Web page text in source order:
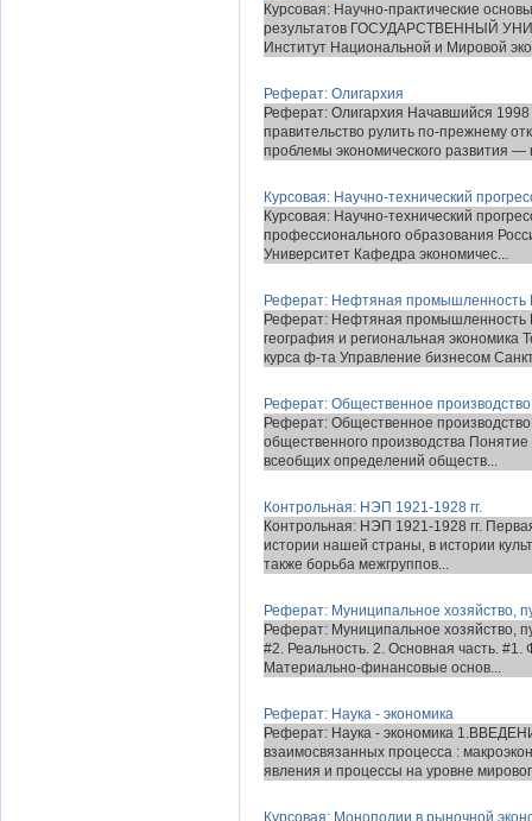
Курсовая: Научно-практические
результатов ГОСУДАРСТВЕННЫЙ
Институт Национальной и Мировой
Реферат: Олигархия
Реферат: Олигархия Начавшийся
правительство рулить по-прежнему
проблемы экономического развития —
Курсовая: Научно-технический
Курсовая: Научно-технический
профессионального образования
Университет Кафедра экономичес...
Реферат: Нефтяная промышленность
Реферат: Нефтяная промышленность
география и региональная
курса ф-та Управление бизнесом
Реферат: Общественное
Реферат: Общественное
общественного производства
всеобщих определений обществ...
Контрольная: НЭП 1921-1928 гг.
Контрольная: НЭП 1921-1928 гг.
истории нашей страны, в истории
также борьба межгруппов...
Реферат: Муниципальное хозяйство,
Реферат: Муниципальное хозяйство,
#2. Реальность. 2. Основная часть.
Материально-финансовые основ...
Реферат: Наука - экономика
Реферат: Наука - экономика
взаимосвязанных процесса :
явления и процессы на уровне
Курсовая: Монополии в рыночной